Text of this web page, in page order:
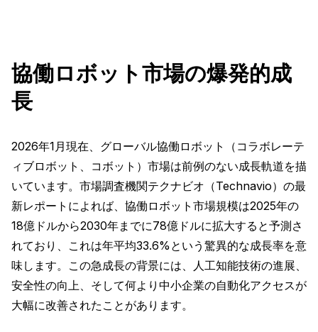
協働ロボット市場の爆発的成
長
2026年1月現在、グローバル協働ロボット（コラボレーテ
ィブロボット、コボット）市場は前例のない成長軌道を描
いています。市場調査機関テクナビオ（Technavio）の最
新レポートによれば、協働ロボット市場規模は2025年の
18億ドルから2030年までに78億ドルに拡大すると予測さ
れており、これは年平均33.6%という驚異的な成長率を意
味します。この急成長の背景には、人工知能技術の進展、
安全性の向上、そして何より中小企業の自動化アクセスが
大幅に改善されたことがあります。